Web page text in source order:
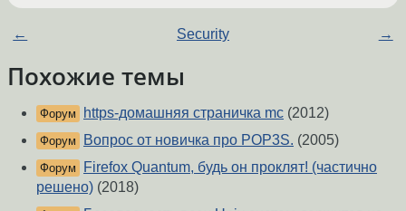
← Security →
Похожие темы
Форум https-домашняя страничка mc (2012)
Форум Вопрос от новичка про POP3S. (2005)
Форум
Firefox Quantum, будь он проклят! (частично
решено) (2018)